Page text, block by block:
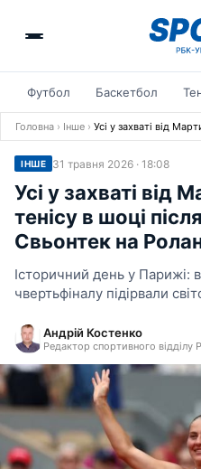
Футбол Баскетбол
Головна › Інше › Усі у захваті від
ІНШЕ 31 травня 2026 · 18:08
Усі у захваті від
тенісу в шоці
Свьонтек на
Історичний день у Парижі:
чвертьфіналу підірвали
Андрій Костенко
Редактор спортивного відділу